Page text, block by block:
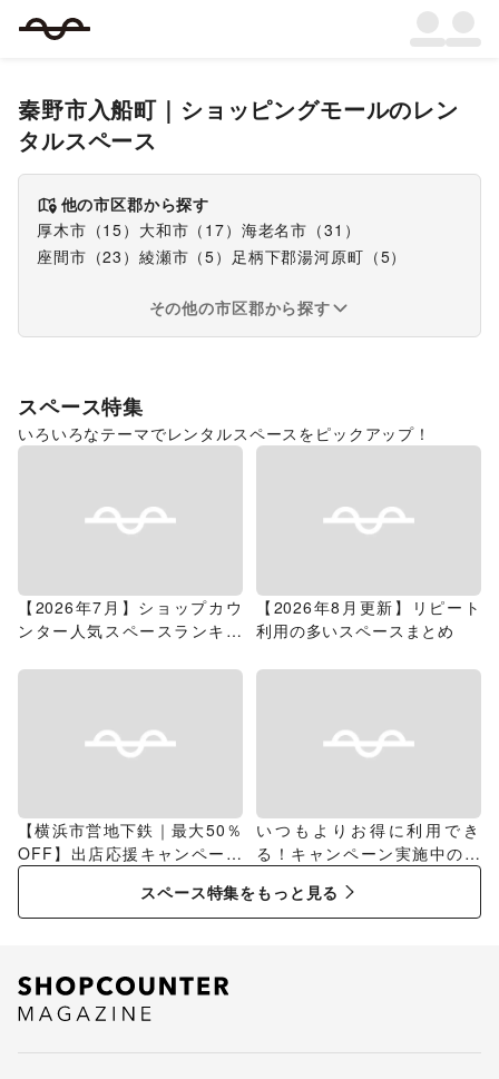
秦野市入船町 ｜ ショッピングモールのレン
タルスペース
他の市区郡から探す
厚木市 （15） 大和市 （ 17） 海老名市 （31 ）
座間市 （23 ） 綾瀬市 （5） 足柄下郡湯河原町 （5）
その他の市区郡から探す
スペース特集
いろいろなテーマでレンタルスペースをピックアップ！
【2026年7月】ショップカウ
ンター人気スペースランキン
【2026年8月更新】リピート
利用の多いスペースまとめ
【横浜市営地下鉄｜最大50％
OFF】出店応援キャンペーン
特集
いつもよりお得に利用でき
る！キャンペーン実施中のス
スペース特集をもっと見る